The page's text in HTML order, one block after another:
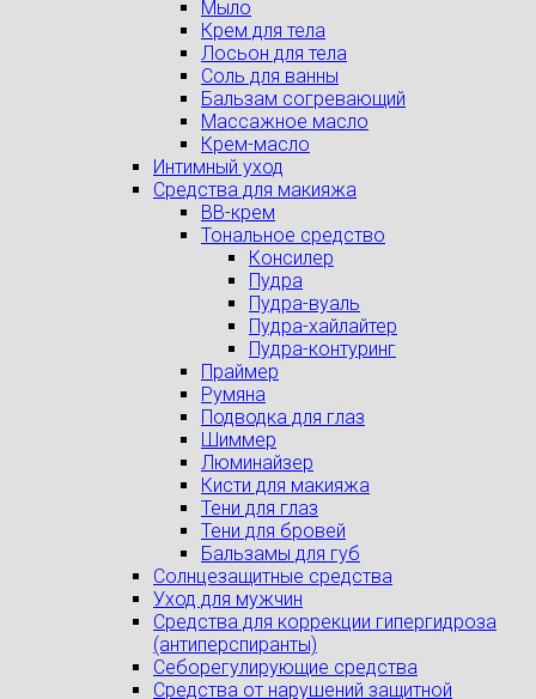
Мыло
Крем для тела
Лосьон для тела
Соль для ванны
Бальзам согревающий
Массажное масло
Крем-масло
Интимный уход
Средства для макияжа
BB-крем
Тональное средство
Консилер
Пудра
Пудра-вуаль
Пудра-хайлайтер
Пудра-контуринг
Праймер
Румяна
Подводка для глаз
Шиммер
Люминайзер
Кисти для макияжа
Тени для глаз
Тени для бровей
Бальзамы для губ
Солнцезащитные средства
Уход для мужчин
Средства для коррекции гипергидроза
(антиперспиранты)
Себорегулирующие средства
Средства от нарушений защитной